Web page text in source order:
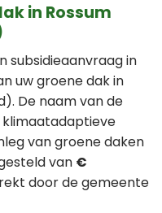
in Rossum
subsidieaanvraag in
uw groene dak in
De naam van de
klimaatadaptieve
van groene daken
van €
door de gemeente